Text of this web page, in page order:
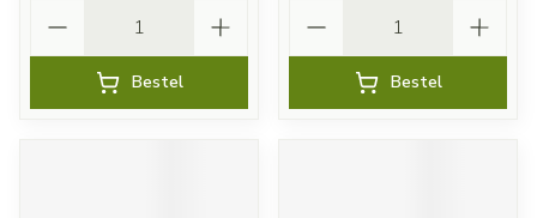
Bestel Bestel